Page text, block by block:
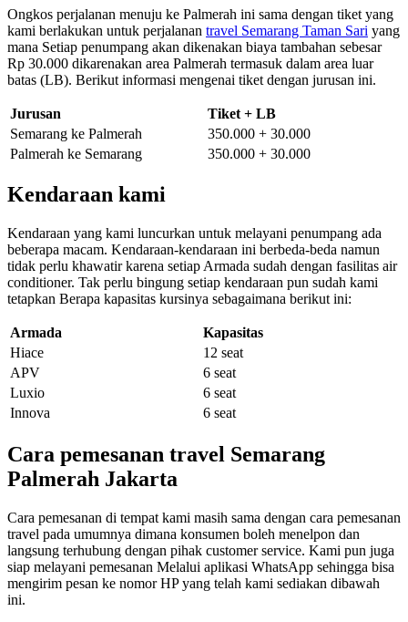
Ongkos perjalanan menuju ke Palmerah ini sama dengan tiket yang
kami berlakukan untuk perjalanan travel Semarang Taman Sari yang
mana Setiap penumpang akan dikenakan biaya tambahan sebesar
Rp 30.000 dikarenakan area Palmerah termasuk dalam area luar
batas (LB). Berikut informasi mengenai tiket dengan jurusan ini.
Jurusan
Tiket + LB
Semarang ke Palmerah
350.000 + 30.000
Palmerah ke Semarang
350.000 + 30.000
Kendaraan kami
Kendaraan yang kami luncurkan untuk melayani penumpang ada
beberapa macam. Kendaraan-kendaraan ini berbeda-beda namun
tidak perlu khawatir karena setiap Armada sudah dengan fasilitas air
conditioner. Tak perlu bingung setiap kendaraan pun sudah kami
tetapkan Berapa kapasitas kursinya sebagaimana berikut ini:
Armada
Kapasitas
Hiace
12 seat
APV
6 seat
Luxio
6 seat
Innova
6 seat
Cara pemesanan travel Semarang
Palmerah Jakarta
Cara pemesanan di tempat kami masih sama dengan cara pemesanan
travel pada umumnya dimana konsumen boleh menelpon dan
langsung terhubung dengan pihak customer service. Kami pun juga
siap melayani pemesanan Melalui aplikasi WhatsApp sehingga bisa
mengirim pesan ke nomor HP yang telah kami sediakan dibawah
ini.